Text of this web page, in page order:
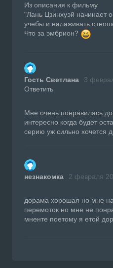
Из описания к фильму
"Лань Цзинхуэй начинает
учебы и налаживать
Что за эмбрион?
Гость Светлана
3
Ответить
Мне очень понравилась
интересно когда будет
серию уж сильно хочется
незнакомка 2 февраля
дорама хорошая но мне
перемоток но мне не
мненте поетому я етой